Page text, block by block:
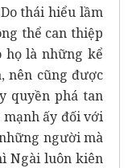
thái hiểu lầm
thể can thiệp
là những kể
nên cũng được
quyền phá tan
ấy đối với
người mà
Ngài luôn kiên